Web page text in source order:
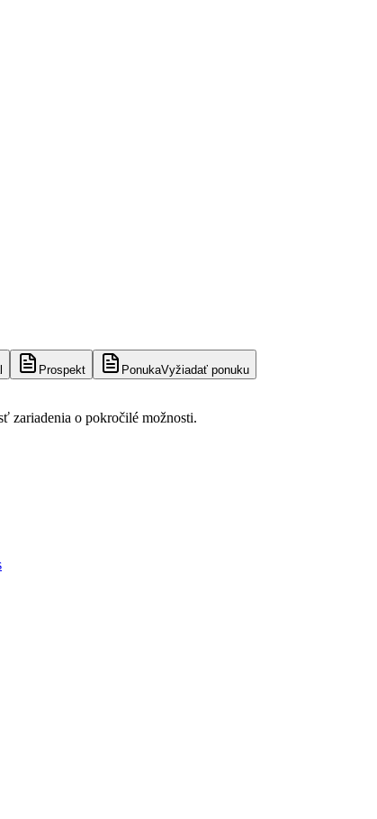
Prospekt PonukaVyžiadať ponuku
zariadenia o pokročilé možnosti.